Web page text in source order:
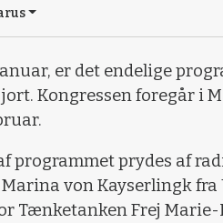
er det endelige
Kongressen foregår i
programmet prydes af
von Kayserlingk
Tænketanken Frej Marie-